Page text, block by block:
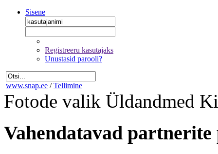
Sisene
Registreeru kasutajaks
Unustasid parooli?
www.snap.ee / Tellimine
Fotode valik Üldandmed
Vahendatavad